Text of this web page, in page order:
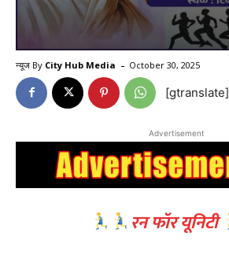
न्यूज By City Hub Media - October 30, 2025
[gtranslate]
Advertisement
रन फॉर यूनिटी